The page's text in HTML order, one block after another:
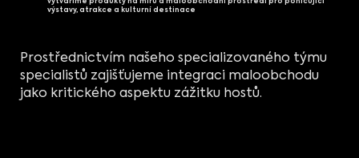
výstavy, atrakce a kulturní destinace
Prostřednictvím našeho specializovaného týmu
specialistů zajišťujeme integraci maloobchodu
jako kritického aspektu zážitku hostů.